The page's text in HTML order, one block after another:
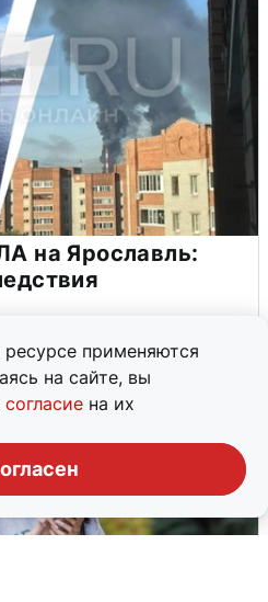
применяются
на сайте, вы
согласие на их
на Ярославль: